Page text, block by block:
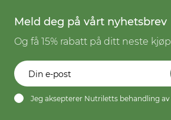
Meld deg på vårt nyhetsbrev
Og få 15% rabatt på ditt neste kjøp
Jeg aksepterer Nutriletts behandling av